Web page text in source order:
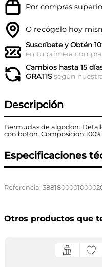
Por compras
O recógelo hoy
Suscríbetey Obtén
en tu primera compra
Cambios hasta 15
GRATISsegún
Descripción
Bermudas de algodón.
con botón.
Especificaciones
Referencia:
Otros productos que